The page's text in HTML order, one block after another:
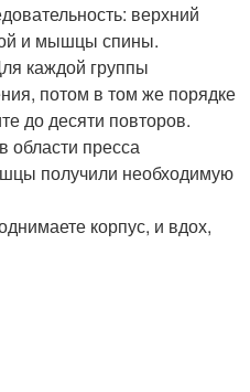
верхний
и мышцы спины.
каждой группы
потом в том же порядке
до десяти повторов.
пресса
получили необходимую
корпус, и вдох,